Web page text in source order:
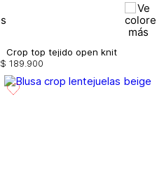
Crop top tejido open knit
$ 189 900